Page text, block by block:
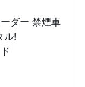
ダー 禁煙車
ル!